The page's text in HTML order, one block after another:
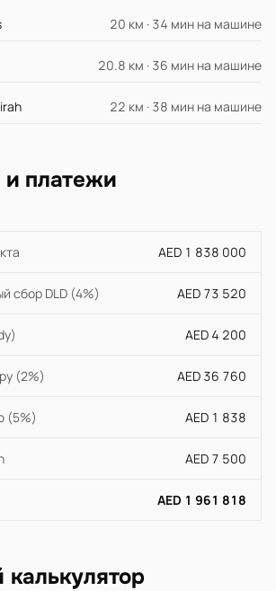
20 км · 34 мин на машине
20.8 км · 36 мин на машине
22 км · 38 мин на машине
и платежи
AED 1 838 000
сбор DLD (4%) AED 73 520
AED 4 200
(2%) AED 36 760
(5%) AED 1 838
AED 7 500
AED 1 961 818